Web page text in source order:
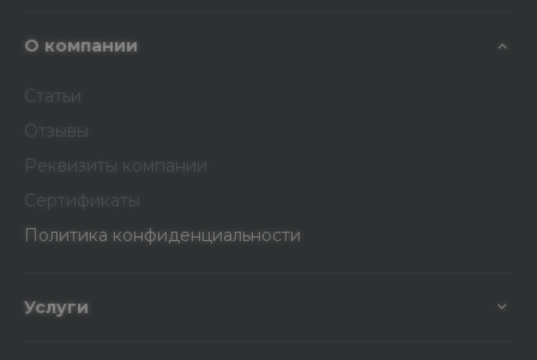
О компании
Статьи
Отзывы
Реквизиты компании
Сертификаты
Политика конфиденциальности
Услуги